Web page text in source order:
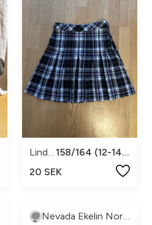
158/164 (12-14 år)
20 SEK